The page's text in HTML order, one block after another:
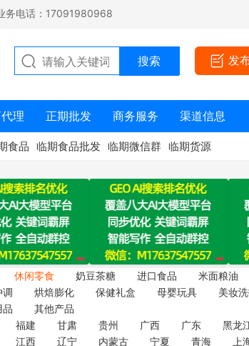
务电话：17091980968
发
理 正期批发 商务服务 渠道信息
食品 临期食品批发 临期微信群 临期货源
休闲零食 奶豆茶糖 进口食品 米面粮油
调 烘焙膨化 保健礼盒 母婴玩具 美妆
品 其他产品
福建 甘肃 贵州 广西 广东 黑龙
江西 辽宁 内蒙古 宁夏 青海 上